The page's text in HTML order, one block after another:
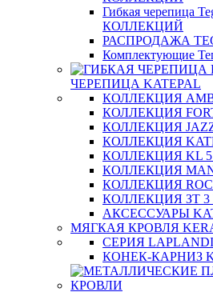
Гибкая черепица
КОЛЛЕКЦИЙ
РАСПРОДАЖА
Комплектующие
ЧЕРЕПИЦА KATEPAL
КОЛЛЕКЦИЯ
КОЛЛЕКЦИЯ
КОЛЛЕКЦИЯ
КОЛЛЕКЦИЯ
КОЛЛЕКЦИЯ KL
КОЛЛЕКЦИЯ
КОЛЛЕКЦИЯ
КОЛЛЕКЦИЯ ЗТ 3
АКСЕССУАРЫ
МЯГКАЯ КРОВЛЯ
СЕРИЯ
КОНЕК-КАРНИЗ